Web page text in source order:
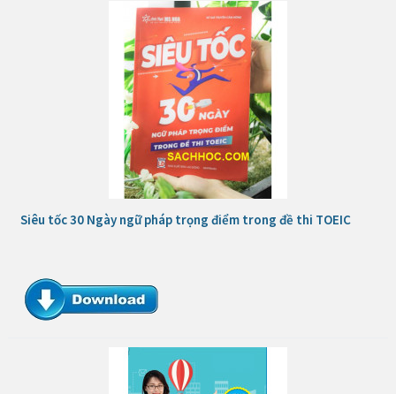
Siêu tốc 30 Ngày ngữ pháp trọng điểm trong đề thi TOEIC